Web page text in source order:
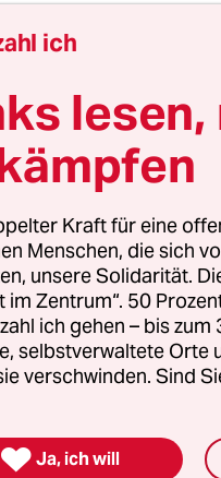
da draußen, der
geht. Das klingt
Theater in dieser
geben, ist ja
die Moralität im
immer stärker, die
wird. Und
wie Bremen
darum
In Hamburg,
ich
Kraft für eine
Menschen, die sich
unsere Solidarität.
im Zentrum“. 50
ich gehen – bis
selbstverwaltete Orte
verschwinden. Sind
 Ja, ich will